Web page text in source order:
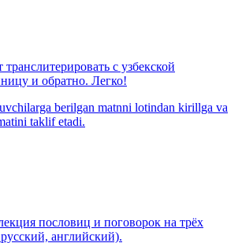
с узбекской
и обратно. Легко!
berilgan matnni lotindan kirillga va
taklif etadi.
пословиц и поговорок на трёх
английский).